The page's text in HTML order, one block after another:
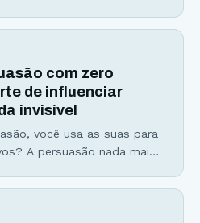
poderosas e
com zero
de influenciar
invisível
você usa as suas para
A persuasão nada mais
e racionais ou